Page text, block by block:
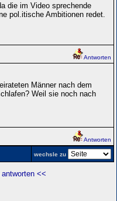
die im Video sprechende
pol.itische Ambitionen redet.
Antworten
Männer nach dem
Weil sie noch nach
Antworten
wechsle zu
<<